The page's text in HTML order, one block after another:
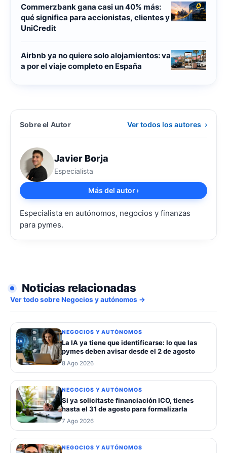
Commerzbank gana casi un 40% más:
qué significa para accionistas, clientes y
UniCredit
Airbnb ya no quiere solo alojamientos: va
a por el viaje completo en España
Sobre el Autor Ver todos los autores ›
Javier Borja
Especialista
Más del autor›
Especialista en autónomos, negocios y finanzas
para pymes.
Noticias relacionadas
Ver todo sobre Negocios y autónomos →
NEGOCIOS Y AUTÓNOMOS
La IA ya tiene que identificarse: lo que las
pymes deben avisar desde el 2 de agosto
8 Ago 2026
NEGOCIOS Y AUTÓNOMOS
Si ya solicitaste financiación ICO, tienes
hasta el 31 de agosto para formalizarla
7 Ago 2026
NEGOCIOS Y AUTÓNOMOS